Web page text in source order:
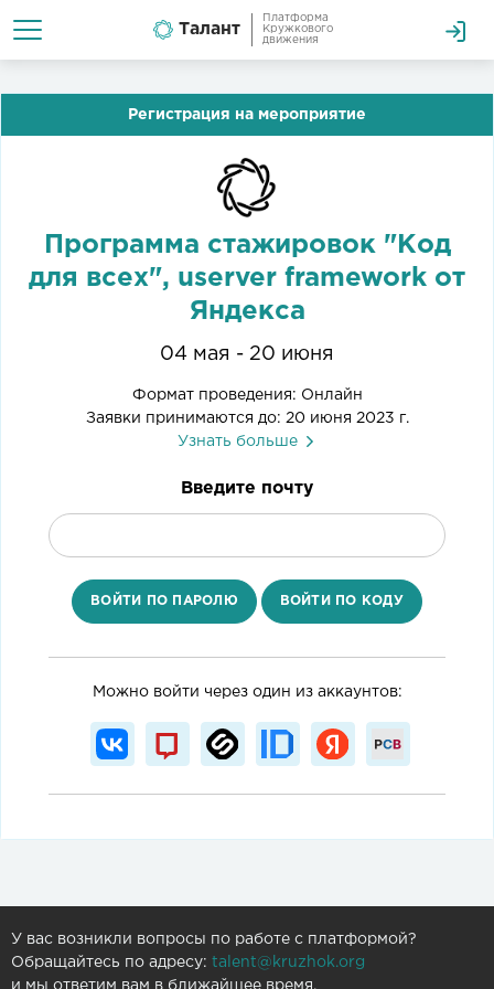
Талант
Платформа
Кружкового
движения
Регистрация на мероприятие
Программа стажировок "Код
для всех", userver framework от
Яндекса
04 мая - 20 июня
Формат проведения: Онлайн
Заявки принимаются до: 20 июня 2023 г.
Узнать больше
Введите почту
ВОЙТИ ПО ПАРОЛЮ ВОЙТИ ПО КОДУ
Можно войти через один из аккаунтов:
У вас возникли вопросы по работе с платформой?
Обращайтесь по адресу: talent@kruzhok.org
и мы ответим вам в ближайшее время.